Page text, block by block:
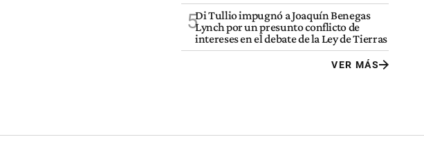
5Di Tullio impugnó a Joaquín Benegas
Lynch por un presunto conflicto de
intereses en el debate de la Ley de Tierras
VER MÁS